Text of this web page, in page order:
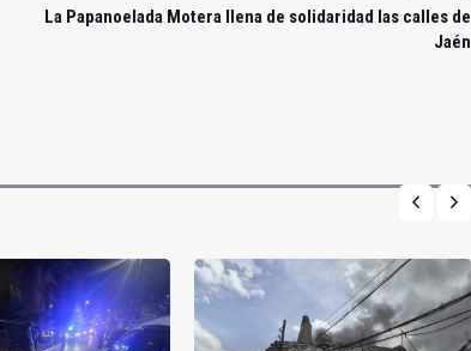
La Papanoelada Motera llena de solidaridad las calles de
Jaén